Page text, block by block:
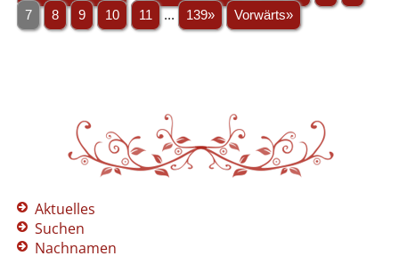
7
8 9 10 11 ... 139» Vorwärts»
Aktuelles
Suchen
Nachnamen